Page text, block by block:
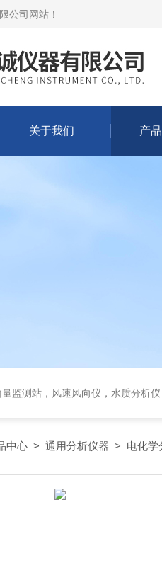
公司网站 ！
关于我们 产
监测站，风速风向仪，水质分析
中心 > 通用分析仪器 > 电化学